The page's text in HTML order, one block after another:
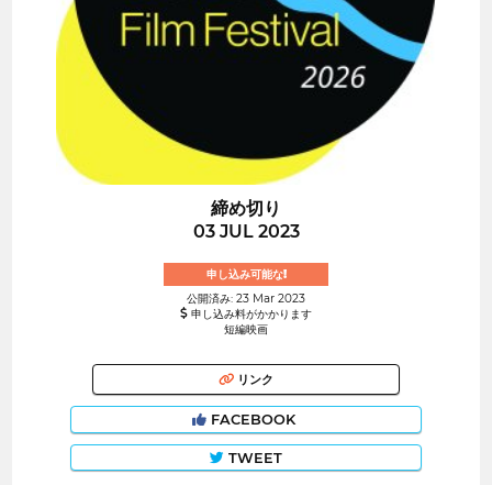
締め切り
03 JUL 2023
申し込み可能な!
公開済み: 23 Mar 2023
申し込み料がかかります
短編映画
リンク
FACEBOOK
TWEET